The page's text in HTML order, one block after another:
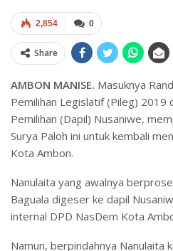
0
2,854
Share
AMBON MANISE. Masuknya
Pemilihan Legislatif (Pileg) 2019
Pemilihan (Dapil) Nusaniwe,
Surya Paloh ini untuk kembali
Kota Ambon.
Nanulaita yang awalnya
Baguala digeser ke dapil
internal DPD NasDem Kota
Namun, berpindahnya Nanulaita